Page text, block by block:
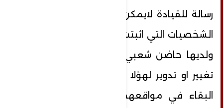
رسالة للقيادة لايمكن الاستغناء عن هذه
الشخصيات التي اثبتت عملها في الميدان
ولديها حاضن شعبي كبير وان كان هناك
تغيير او تدوير لهؤلا الى مناصب اعلاء او
البقاء في مواقعهم لما فيه الصالح